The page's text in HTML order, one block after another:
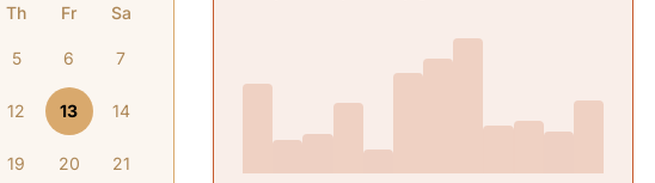
Th Fr Sa
5 6 7
12 13 14
19 20 21